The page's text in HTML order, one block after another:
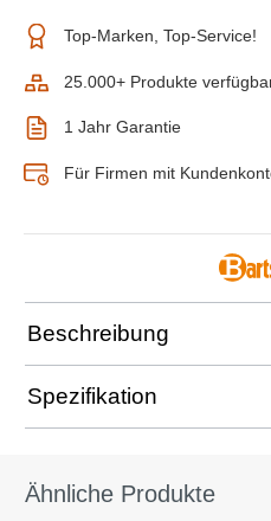
Top-Marken, Top-Service!
25.000+ Produkte
1 Jahr Garantie
Für Firmen mit
Beschreibung
Spezifikation
Ähnliche Produkte